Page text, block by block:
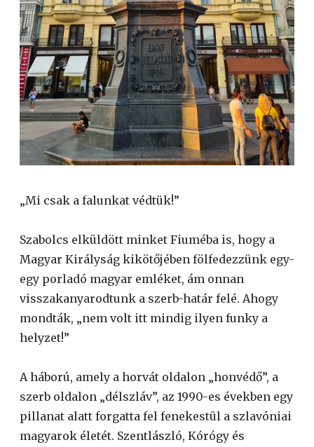
„Mi csak a falunkat védtük!”
Szabolcs elküldött minket Fiuméba is, hogy a
Magyar Királyság kikötőjében fölfedezzünk egy-
egy porladó magyar emléket, ám onnan
visszakanyarodtunk a szerb-határ felé. Ahogy
mondták, „nem volt itt mindig ilyen funky a
helyzet!”
A háború, amely a horvát oldalon „honvédő”, a
szerb oldalon „délszláv”, az 1990-es években egy
pillanat alatt forgatta fel fenekestül a szlavóniai
magyarok életét. Szentlászló, Kórógy és